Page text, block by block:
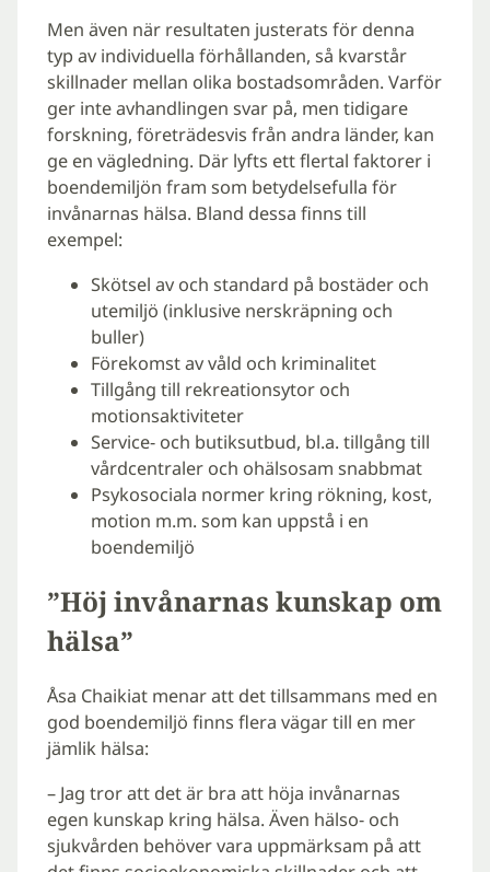
Men även när resultaten justerats för denna
typ av individuella förhållanden, så kvarstår
skillnader mellan olika bostadsområden. Varför
ger inte avhandlingen svar på, men tidigare
forskning, företrädesvis från andra länder, kan
ge en vägledning. Där lyfts ett flertal faktorer i
boendemiljön fram som betydelsefulla för
invånarnas hälsa. Bland dessa finns till
exempel:
Skötsel av och standard på bostäder och
utemiljö (inklusive nerskräpning och
buller)
Förekomst av våld och kriminalitet
Tillgång till rekreationsytor och
motionsaktiviteter
Service- och butiksutbud, bl.a. tillgång till
vårdcentraler och ohälsosam snabbmat
Psykosociala normer kring rökning, kost,
motion m.m. som kan uppstå i en
boendemiljö
”Höj invånarnas kunskap om
hälsa”
Åsa Chaikiat menar att det tillsammans med en
god boendemiljö finns flera vägar till en mer
jämlik hälsa:
– Jag tror att det är bra att höja invånarnas
egen kunskap kring hälsa. Även hälso- och
sjukvården behöver vara uppmärksam på att